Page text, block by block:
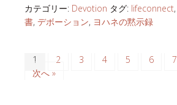
カテゴリー: Devotion タグ: lifeconnect,
書, デボーション, ヨハネの黙示録
1 2 3 4 5 6 7
次へ »